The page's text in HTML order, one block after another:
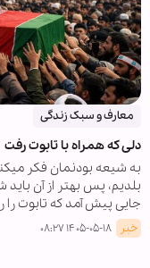
معارف و سبک زندگی
دلی که همراه با تابوت رفت
به شیعه بودنمان فکر
بلدیم، پس بهتر از آن
جایی پیش آمد که تابوت را
خبر ۱۴۰۵-۰۵-۱۸ ۰۸:۲۷